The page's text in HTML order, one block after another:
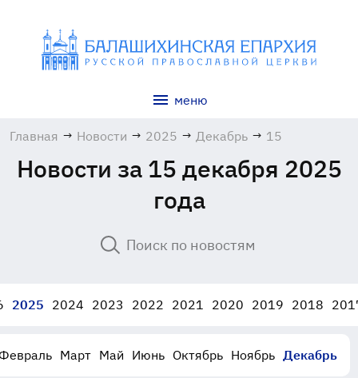
меню
Главная → Новости → 2025 → Декабрь → 15
Новости за 15 декабря 2025
года
2025 2024 2023 2022 2021 2020 2019 2018
Март Май Июнь Октябрь Ноябрь Декабрь